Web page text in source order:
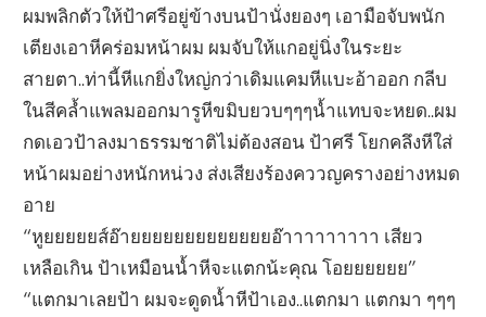
ผมพลิกตัวให้ป้าศรีอยู่ข้างบนป้านั่งยองๆ เอามือจับพนัก
เตียงเอาหีคร่อมหน้าผม ผมจับให้แกอยู่นิ่งในระยะ
สายตา..ท่านี้หีแกยิ่งใหญ่กว่าเดิมแคมหีแบะอ้าออก กลีบ
ในสีคล้ำแพลมออกมารูหีขมิบยวบๆๆๆน้ำแทบจะหยด..ผม
กดเอวป้าลงมาธรรมชาติไม่ต้องสอน ป้าศรี โยกคลึงหีใส่
หน้าผมอย่างหนักหน่วง ส่งเสียงร้องคววญครางอย่างหมด
อาย
“หูยยยยยส์อ๊ายยยยยยยยยยยยยอ๊าาาาาาาาา เสียว
เหลือเกิน ป้าเหมือนน้ำหีจะแตกน้ะคุณ โอยยยยยย”
“แตกมาเลยป้า ผมจะดูดน้ำหีป้าเอง..แตกมา แตกมา ๆๆๆ